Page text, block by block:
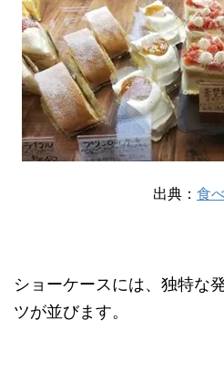
出典： 食
ショーケースには、独特な
ツが並びます。